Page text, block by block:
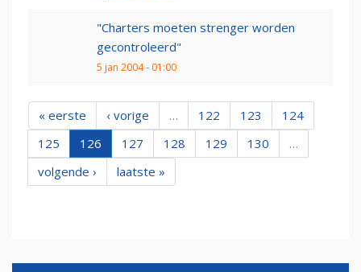
"Charters moeten strenger worden
gecontroleerd"
5 jan 2004 - 01:00
« eerste ‹ vorige … 122 123
124
125
126 127 128 129 130
…
volgende ›
laatste »